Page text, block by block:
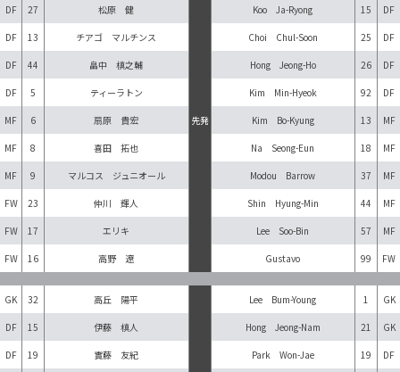
先発
DF 27 松原 健 Koo Ja-Ryong 15 DF
DF 13 チアゴ マルチンス Choi Chul-Soon 25 DF
DF 44 畠中 槙之輔 Hong Jeong-Ho 26 DF
DF 5 ティーラトン Kim Min-Hyeok 92 DF
MF 6 扇原 貴宏 Kim Bo-Kyung 13 MF
MF 8 喜田 拓也 Na Seong-Eun 18 MF
MF 9 マルコス ジュニオール Modou Barrow 37 MF
FW 23 仲川 輝人 Shin Hyung-Min 44 MF
FW 17 エリキ Lee Soo-Bin 57 MF
FW 16 高野 遼 Gustavo 99 FW
GK 32 高丘 陽平 Lee Bum-Young 1 GK
DF 15 伊藤 槙人 Hong Jeong-Nam 21 GK
DF 19 實藤 友紀 Park Won-Jae 19 DF